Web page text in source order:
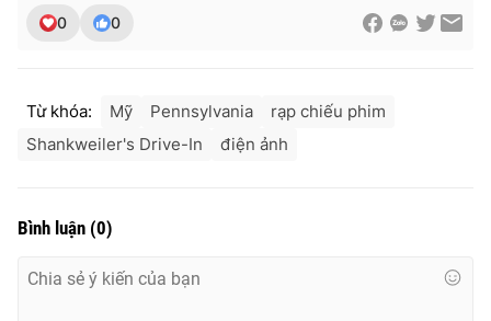
Giấy phép hoạt động báo in và báo điện tử số 483/GP-BTTTT
cấp ngày 29/12/2023
Nguyễn Trọng Ninh
Tổng đài VTV:024.38 355 931 - 024.38 355 932
Liên hệ quảng cáo:
0 0
Từ khóa: Mỹ Pennsylvania
rạp chiếu phim
Shankweiler's Drive-In
điện ảnh
Bình luận (0)